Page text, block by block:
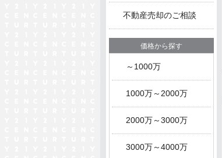
不動産売却のご相談
価格から探す
～1000万
1000万～2000万
2000万～3000万
3000万～4000万